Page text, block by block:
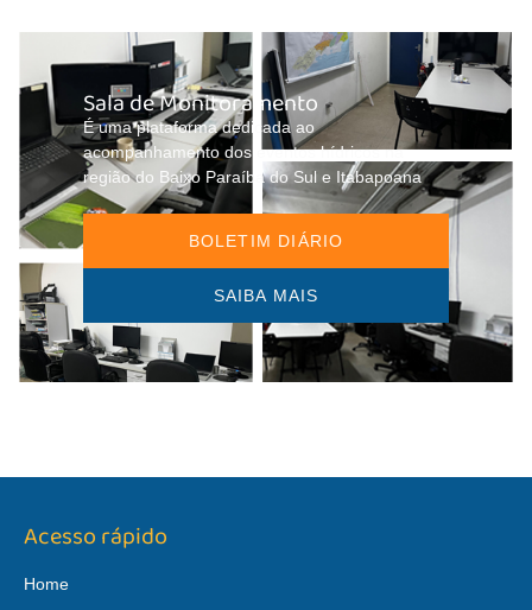
Sala de Monitoramento
É uma plataforma dedicada ao
acompanhamento dos eventos hídricos na
região do Baixo Paraíba do Sul e Itabapoana
BOLETIM DIÁRIO
SAIBA MAIS
Acesso rápido
Home